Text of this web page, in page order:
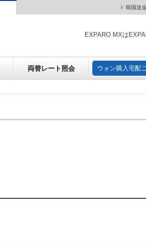
韓国送
EXPARO MXは
両替レート照会 ウォン購入宅配
ウォン購